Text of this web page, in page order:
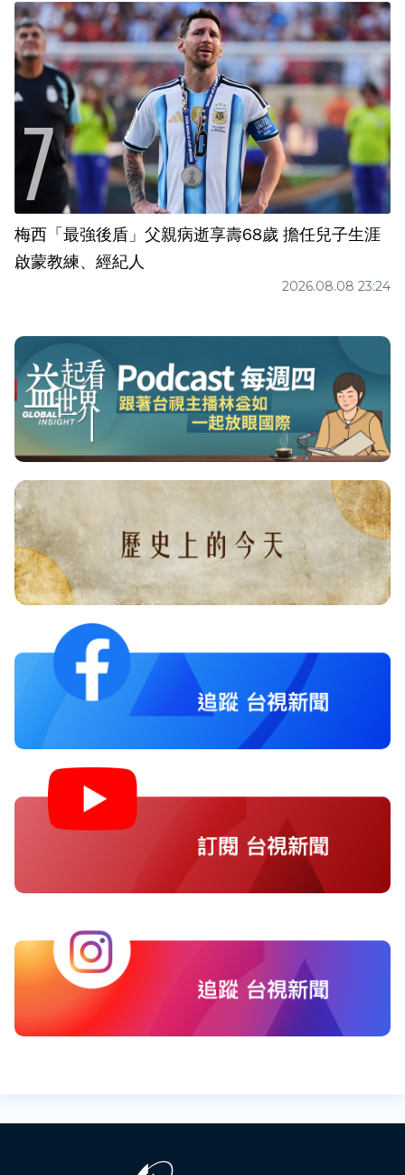
梅西「最強後盾」父親病逝享壽68歲 擔任兒子生涯
啟蒙教練、經紀人
2026.08.08 23:24